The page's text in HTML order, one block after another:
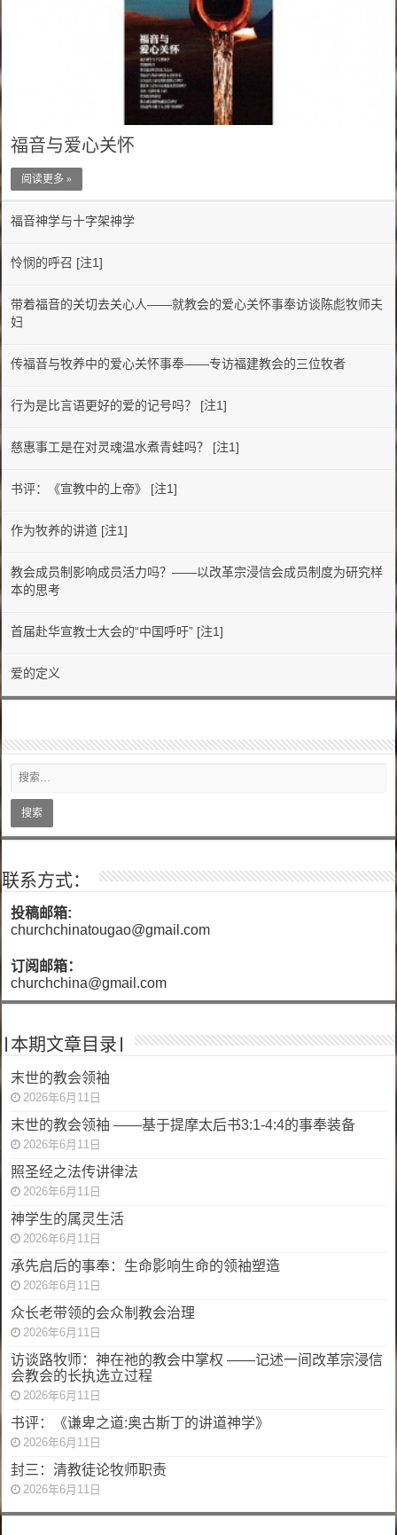
福音与爱心关怀
阅读更多 »
福音神学与十字架神学
怜悯的呼召 [注1]
带着福音的关切去关心人——就教会的爱心关怀事奉访谈陈彪牧师夫
妇
传福音与牧养中的爱心关怀事奉——专访福建教会的三位牧者
行为是比言语更好的爱的记号吗？ [注1]
慈惠事工是在对灵魂温水煮青蛙吗？ [注1]
书评：《宣教中的上帝》 [注1]
作为牧养的讲道 [注1]
教会成员制影响成员活力吗？——以改革宗浸信会成员制度为研究样
本的思考
首届赴华宣教士大会的“中国呼吁” [注1]
爱的定义
联系方式：
投稿邮箱:
churchchinatougao@gmail.com
订阅邮箱：
churchchina@gmail.com
|本期文章目录|
末世的教会领袖
2026年6月11日
末世的教会领袖 ——基于提摩太后书3:1-4:4的事奉装备
2026年6月11日
照圣经之法传讲律法
2026年6月11日
神学生的属灵生活
2026年6月11日
承先启后的事奉：生命影响生命的领袖塑造
2026年6月11日
众长老带领的会众制教会治理
2026年6月11日
访谈路牧师：神在祂的教会中掌权 ——记述一间改革宗浸信
会教会的长执选立过程
2026年6月11日
书评：《谦卑之道:奥古斯丁的讲道神学》
2026年6月11日
封三：清教徒论牧师职责
2026年6月11日